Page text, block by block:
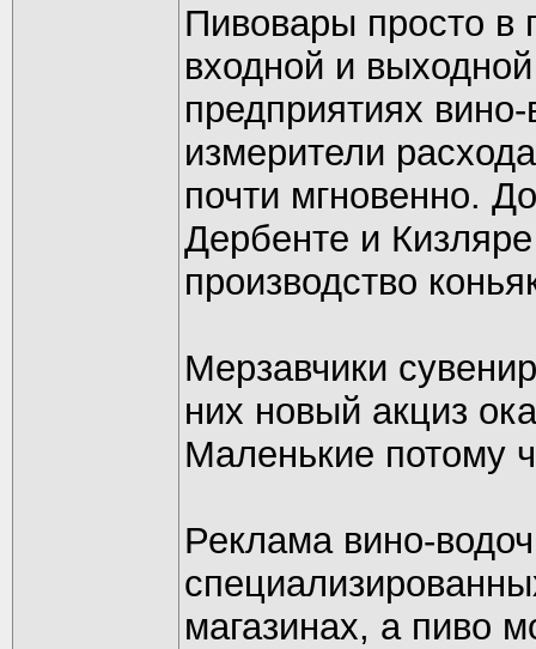
Пивовары просто в
входной и
предприятиях
измерители
почти мгновенно.
Дербенте и
производство
Мерзавчики
них новый акциз
Маленькие потому
Реклама вино-
магазинах, а пиво